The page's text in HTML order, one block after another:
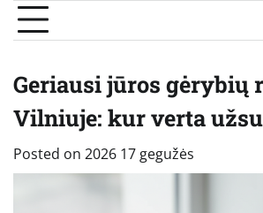
Geriausi jūros gėrybių
Vilniuje: kur verta
Posted on 2026 17 gegužės